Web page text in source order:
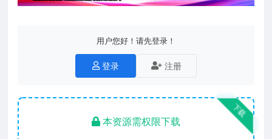
用户您好！请先登录！
登录 注册
下载
本资源需权限下载